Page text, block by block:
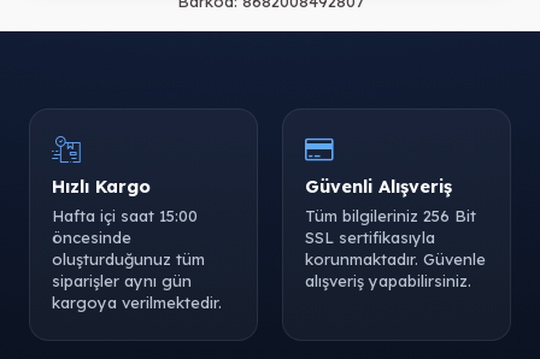
Hızlı Kargo
Hafta içi saat 15:00
öncesinde
oluşturduğunuz tüm
siparişler aynı gün
kargoya verilmektedir.
Güvenli Alışveriş
Tüm bilgileriniz 256 Bit
SSL sertifikasıyla
korunmaktadır. Güvenle
alışveriş yapabilirsiniz.